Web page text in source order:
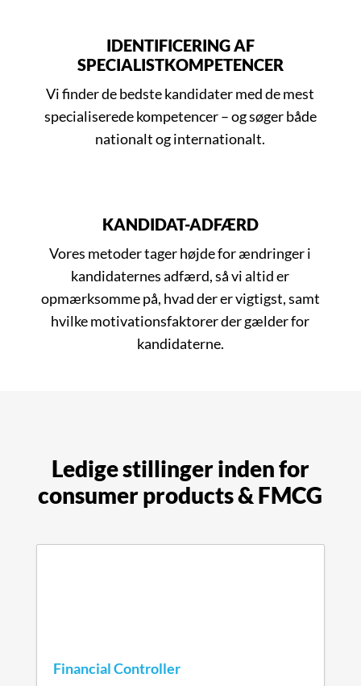
IDENTIFICERING AF
SPECIALISTKOMPETENCER
Vi finder de bedste kandidater med de mest
specialiserede kompetencer – og søger både
nationalt og internationalt.
KANDIDAT-ADFÆRD
Vores metoder tager højde for ændringer i
kandidaternes adfærd, så vi altid er
opmærksomme på, hvad der er vigtigst, samt
hvilke motivationsfaktorer der gælder for
kandidaterne.
Ledige stillinger inden for
consumer products & FMCG
Financial Controller